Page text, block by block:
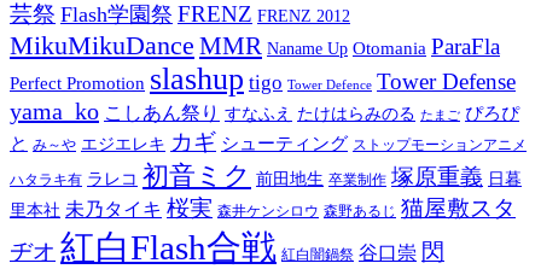
芸祭 Flash学園祭 FRENZ FRENZ 2012
MikuMikuDance MMR Naname Up Otomania ParaFla
Perfect Promotion slashup tigo Tower Defence Tower Defense
yama_ko こしあん祭り すなふえ たけはらみのる たまご ぴろぴ
と み～や エジエレキ カギ シューティング ストップモーションアニメ
ハタラキ有 ラレコ 初音ミク 前田地生 卒業制作 塚原重義 日暮
里本社 未乃タイキ 桜実 森井ケンシロウ 森野あるじ 猫屋敷スタ
ヂオ 紅白Flash合戦 紅白闇鍋祭 谷口崇 閃